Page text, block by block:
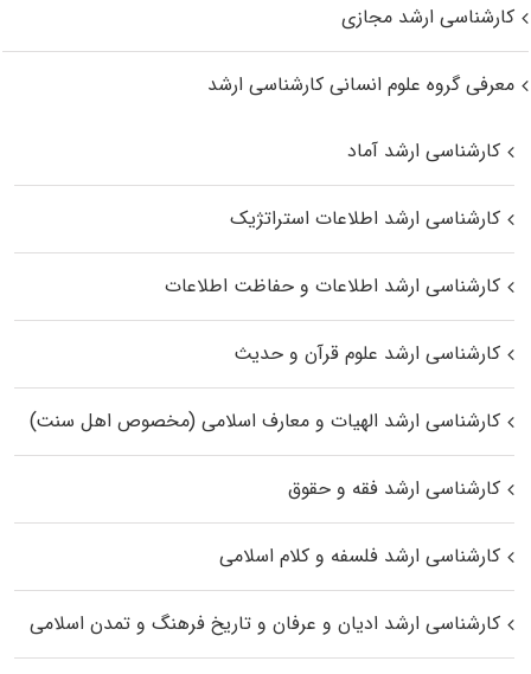
کارشناسی ارشد مجازی
معرفی گروه علوم انسانی کارشناسی ارشد
کارشناسی ارشد آماد
کارشناسی ارشد اطلاعات استراتژیک
کارشناسی ارشد اطلاعات و حفاظت اطلاعات
کارشناسی ارشد علوم قرآن و حدیث
کارشناسی ارشد الهیات و معارف اسلامی (مخصوص اهل سنت)
کارشناسی ارشد فقه و حقوق
کارشناسی ارشد فلسفه و کلام اسلامی
کارشناسی ارشد ادیان و عرفان و تاریخ فرهنگ و تمدن اسلامی